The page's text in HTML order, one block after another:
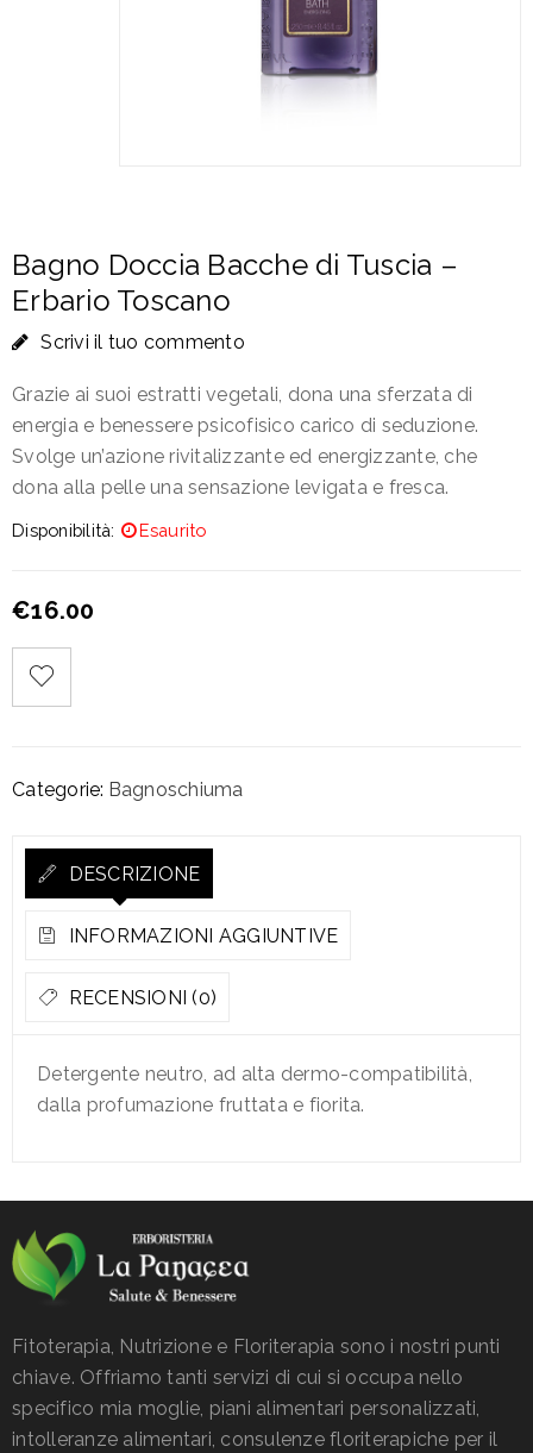
Bagno Doccia Bacche di Tuscia –
Erbario Toscano
Scrivi il tuo commento
Grazie ai suoi estratti vegetali, dona una sferzata di
energia e benessere psicofisico carico di seduzione.
Svolge un’azione rivitalizzante ed energizzante, che
dona alla pelle una sensazione levigata e fresca.
Disponibilità: Esaurito
€16.00
Categorie: Bagnoschiuma
DESCRIZIONE
INFORMAZIONI AGGIUNTIVE
RECENSIONI (0)
Detergente neutro, ad alta dermo-compatibilità,
dalla profumazione fruttata e fiorita.
Fitoterapia, Nutrizione e Floriterapia sono i nostri punti
chiave. Offriamo tanti servizi di cui si occupa nello
specifico mia moglie, piani alimentari personalizzati,
intolleranze alimentari, consulenze floriterapiche per il